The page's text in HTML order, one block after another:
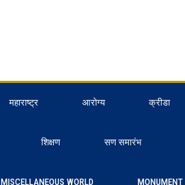
महाराष्ट्र आरोग्य क्रीडा
शिक्षण सण समारंभ
MISCELLANEOUS WORLD MONUMENT